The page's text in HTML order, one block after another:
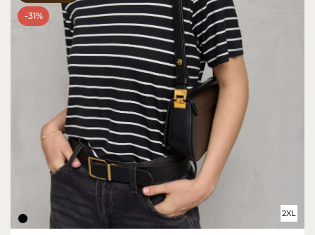
-31%
2XL